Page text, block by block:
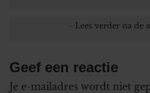
Geef een reactie
Je e-mailadres wordt niet